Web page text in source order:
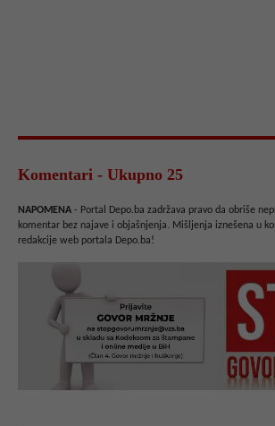
Komentari - Ukupno 25
NAPOMENA - Portal Depo.ba zadržava pravo da obriše
komentar bez najave i objašnjenja. Mišljenja iznešena u
redakcije web portala Depo.ba!